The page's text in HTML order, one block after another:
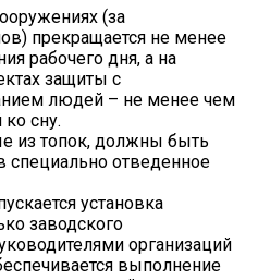
(за
прекращается не менее
рабочего дня, а на
защиты с
людей – не менее чем
сну.
из топок, должны быть
специально отведенное
установка
заводского
организаций
выполнение